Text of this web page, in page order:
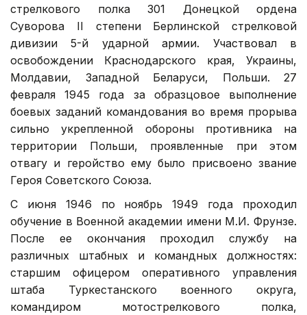
стрелкового полка 301 Донецкой ордена
Суворова II степени Берлинской стрелковой
дивизии 5-й ударной армии. Участвовал в
освобождении Краснодарского края, Украины,
Молдавии, Западной Беларуси, Польши. 27
февраля 1945 года за образцовое выполнение
боевых заданий командования во время прорыва
сильно укрепленной обороны противника на
территории Польши, проявленные при этом
отвагу и геройство ему было присвоено звание
Героя Советского Союза.
С июня 1946 по ноябрь 1949 года проходил
обучение в Военной академии имени М.И. Фрунзе.
После ее окончания проходил службу на
различных штабных и командных должностях:
старшим офицером оперативного управления
штаба Туркестанского военного округа,
командиром мотострелкового полка,